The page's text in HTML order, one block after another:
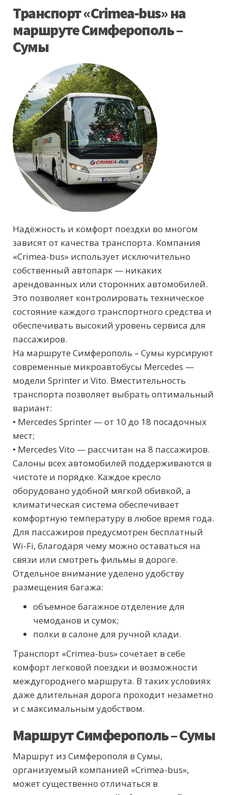
Транспорт «Crimea-bus» на
маршруте Симферополь –
Сумы
Надёжность и комфорт поездки во многом
зависят от качества транспорта. Компания
«Crimea-bus» использует исключительно
собственный автопарк — никаких
арендованных или сторонних автомобилей.
Это позволяет контролировать техническое
состояние каждого транспортного средства и
обеспечивать высокий уровень сервиса для
пассажиров.
На маршруте Симферополь – Сумы курсируют
современные микроавтобусы Mercedes —
модели Sprinter и Vito. Вместительность
транспорта позволяет выбрать оптимальный
вариант:
• Mercedes Sprinter — от 10 до 18 посадочных
мест;
• Mercedes Vito — рассчитан на 8 пассажиров.
Салоны всех автомобилей поддерживаются в
чистоте и порядке. Каждое кресло
оборудовано удобной мягкой обивкой, а
климатическая система обеспечивает
комфортную температуру в любое время года.
Для пассажиров предусмотрен бесплатный
Wi-Fi, благодаря чему можно оставаться на
связи или смотреть фильмы в дороге.
Отдельное внимание уделено удобству
размещения багажа:
объемное багажное отделение для
чемоданов и сумок;
полки в салоне для ручной клади.
Транспорт «Crimea-bus» сочетает в себе
комфорт легковой поездки и возможности
междугороднего маршрута. В таких условиях
даже длительная дорога проходит незаметно
и с максимальным удобством.
Маршрут Симферополь – Сумы
Маршрут из Симферополя в Сумы,
организуемый компанией «Crimea-bus»,
может существенно отличаться в